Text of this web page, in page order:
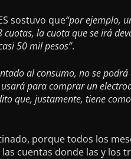
sostuvo que“por ejemplo,
la cuota que se irá
50 mil pesos”.
al consumo, no se
para comprar un
que, justamente, tiene
porque todos los
cuentas donde las y los